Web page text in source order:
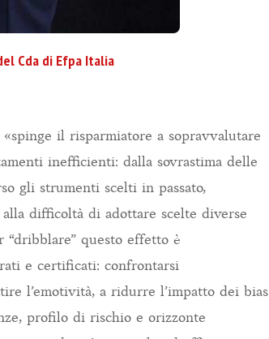
Cda di Efpa Italia
il risparmiatore a sopravvalutare
inefficienti: dalla sovrastima delle
gli strumenti scelti in passato,
difficoltà di adottare scelte diverse
questo effetto è
e certificati: confrontarsi
l’emotività, a ridurre l’impatto dei bias
profilo di rischio e orizzonte